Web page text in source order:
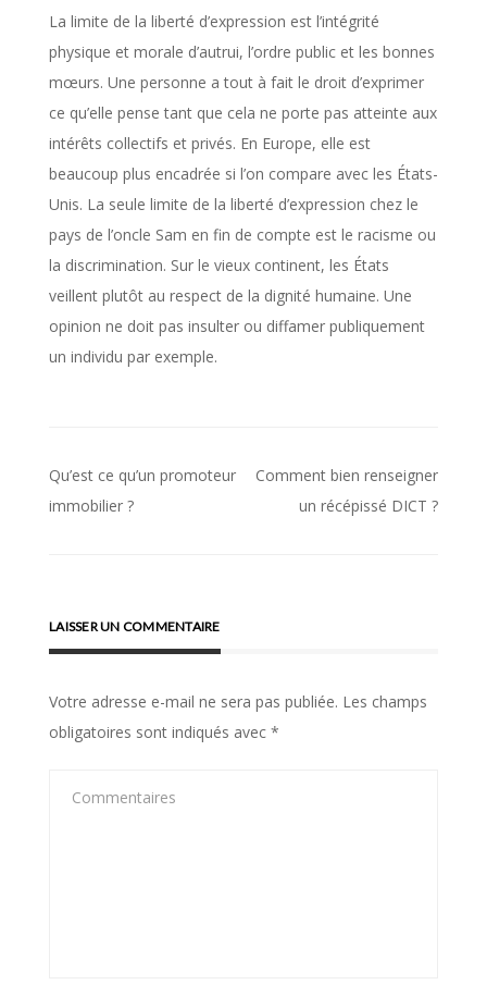
La limite de la liberté d’expression est l’intégrité
physique et morale d’autrui, l’ordre public et les bonnes
mœurs. Une personne a tout à fait le droit d’exprimer
ce qu’elle pense tant que cela ne porte pas atteinte aux
intérêts collectifs et privés. En Europe, elle est
beaucoup plus encadrée si l’on compare avec les États-
Unis. La seule limite de la liberté d’expression chez le
pays de l’oncle Sam en fin de compte est le racisme ou
la discrimination. Sur le vieux continent, les États
veillent plutôt au respect de la dignité humaine. Une
opinion ne doit pas insulter ou diffamer publiquement
un individu par exemple.
Navigation
Qu’est ce qu’un promoteur
immobilier ?
Comment bien renseigner
un récépissé DICT ?
LAISSER UN COMMENTAIRE
Votre adresse e-mail ne sera pas publiée. Les champs
obligatoires sont indiqués avec *